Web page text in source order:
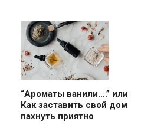
“Ароматы ванили….” или
Как заставить свой дом
пахнуть приятно